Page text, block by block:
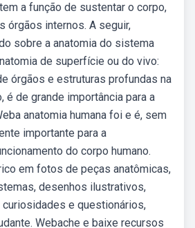
a função de sustentar o corpo,
órgãos internos. A seguir,
sobre a anatomia do sistema
de superfície ou do vivo:
órgãos e estruturas profundas na
é de grande importância para a
anatomia humana foi e é, sem
importante para a
do corpo humano.
em fotos de peças anatômicas,
desenhos ilustrativos,
e questionários,
Webache e baixe recursos